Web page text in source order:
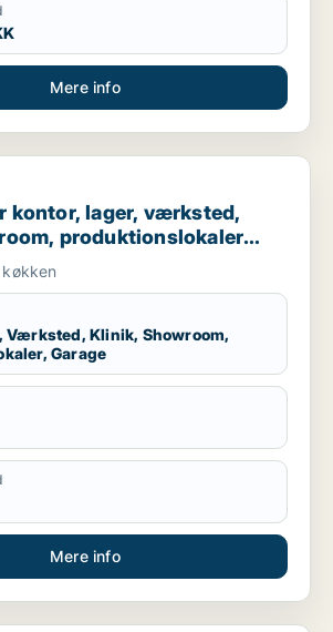
Mere info
lager, værksted, klinik, showroom,
kontor, lager, værksted,
produktionslokaler
leje i København K,
eller Nørrebro m.fl.
Værksted, Klinik, Showroom,
Garage
Mere info